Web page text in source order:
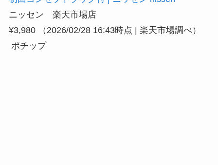
ニッセン 楽天市場店
¥3,980
（2026/02/28 16:43時点 | 楽天市場調べ）
ポチップ